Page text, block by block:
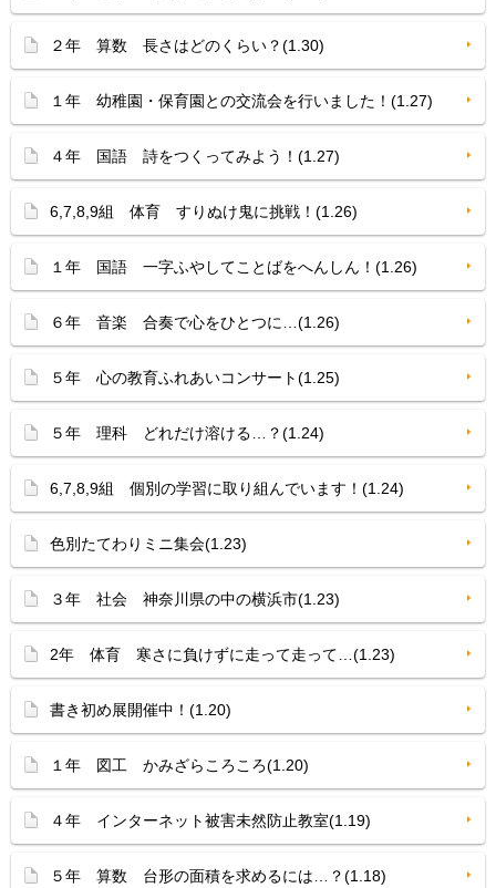
２年 算数 長さはどのくらい？(1.30)
１年 幼稚園・保育園との交流会を行いました！(1.27)
４年 国語 詩をつくってみよう！(1.27)
6,7,8,9組 体育 すりぬけ鬼に挑戦！(1.26)
１年 国語 一字ふやしてことばをへんしん！(1.26)
６年 音楽 合奏で心をひとつに…(1.26)
５年 心の教育ふれあいコンサート(1.25)
５年 理科 どれだけ溶ける…？(1.24)
6,7,8,9組 個別の学習に取り組んでいます！(1.24)
色別たてわりミニ集会(1.23)
３年 社会 神奈川県の中の横浜市(1.23)
2年 体育 寒さに負けずに走って走って…(1.23)
書き初め展開催中！(1.20)
１年 図工 かみざらころころ(1.20)
４年 インターネット被害未然防止教室(1.19)
５年 算数 台形の面積を求めるには…？(1.18)